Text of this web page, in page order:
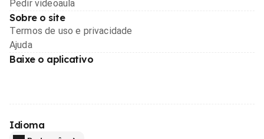
Pedir videoaula
Sobre o site
Termos de uso e privacidade
Ajuda
Baixe o aplicativo
Idioma